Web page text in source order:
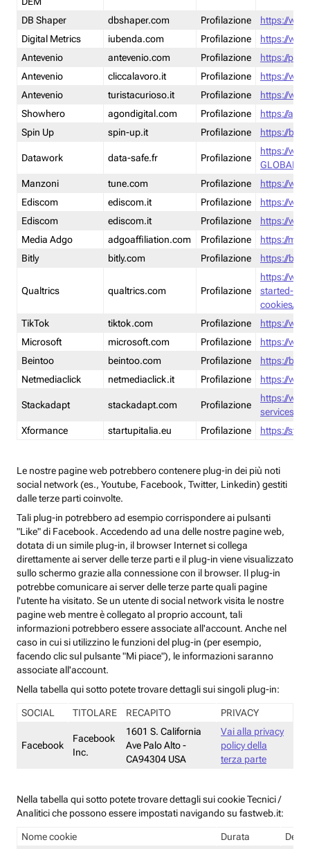
DB Shaper
dbshaper.com Profilazione
https://
Digital Metrics
iubenda.com Profilazione
https://
Antevenio
antevenio.com Profilazione
https://
Antevenio
cliccalavoro.it Profilazione
https://
Antevenio
turistacurioso.it Profilazione
https://
Showhero
agondigital.com Profilazione
https://
Spin Up
spin-up.it Profilazione https://
Datawork data-safe.fr Profilazione
https://
GLOBAL-
Manzoni
tune.com Profilazione
https://
Ediscom
ediscom.it Profilazione
https://
Ediscom
ediscom.it Profilazione
https://
Media Adgo
adgoaffiliation.com Profilazione
https://
Bitly
bitly.com Profilazione https://
Qualtrics qualtrics.com Profilazione
https://
started-
cookies/
TikTok
tiktok.com Profilazione
https://
Microsoft
microsoft.com Profilazione
https://
Beintoo
beintoo.com Profilazione
https://
Netmediaclick
netmediaclick.it Profilazione https://
Stackadapt stackadapt.com Profilazione
https://
services-
Xformance
startupitalia.eu Profilazione https://
Le nostre pagine web potrebbero contenere plug-in dei più noti
social network (es., Youtube, Facebook, Twitter, Linkedin) gestiti
dalle terze parti coinvolte.
Tali plug-in potrebbero ad esempio corrispondere ai pulsanti
"Like" di Facebook. Accedendo ad una delle nostre pagine web,
dotata di un simile plug-in, il browser Internet si collega
direttamente ai server delle terze parti e il plug-in viene visualizzato
sullo schermo grazie alla connessione con il browser. Il plug-in
potrebbe comunicare ai server delle terze parte quali pagine
l'utente ha visitato. Se un utente di social network visita le nostre
pagine web mentre è collegato al proprio account, tali
informazioni potrebbero essere associate all'account. Anche nel
caso in cui si utilizzino le funzioni del plug-in (per esempio,
facendo clic sul pulsante "Mi piace"), le informazioni saranno
associate all'account.
Nella tabella qui sotto potete trovare dettagli sui singoli plug-in:
SOCIAL TITOLARE RECAPITO PRIVACY
Facebook
Facebook
Inc.
1601 S. California
Ave Palo Alto -
CA94304 USA
Vai alla privacy
policy della
terza parte
Nella tabella qui sotto potete trovare dettagli sui cookie Tecnici /
Analitici che possono essere impostati navigando su fastweb.it:
Nome cookie Durata